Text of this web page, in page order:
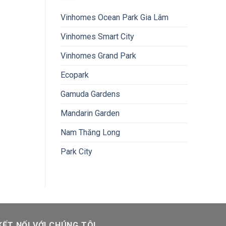
Vinhomes Ocean Park Gia Lâm
Vinhomes Smart City
Vinhomes Grand Park
Ecopark
Gamuda Gardens
Mandarin Garden
Nam Thăng Long
Park City